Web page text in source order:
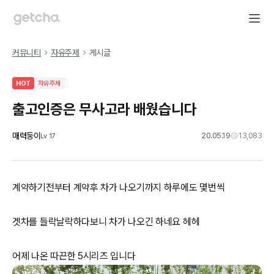
커뮤니티 자유주제 게시글
HOT 자유주제
출고인증은 무사고라 배웠습니다
매력둥이 Lv 17 20.05.19 13,083
계약하기전부터 계약후 차가 나오기까지 하루에도 몇번씩
겟차를 들락날락하다보니 차가 나오긴 하네요 헤헤
어제 나온 따끈한 5시리즈 입니다